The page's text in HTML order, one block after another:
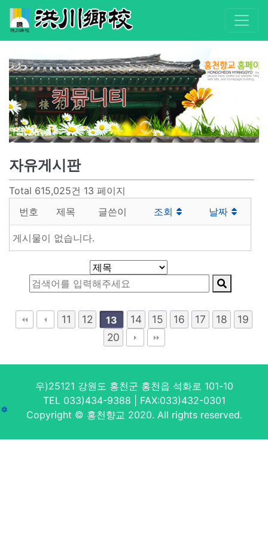
커뮤니티
자유게시판
Total 615,025건 13 페이지
번호
제목 글쓴이 조회 날짜
게시물이 없습니다.
11 12 13 14 15 16 17 18
19
20
우)25121 강원도 홍천군 홍천읍 석화로 101-10
TEL 033)434-9388 | FAX:033)432-0301
Copyright © 홍천향교 2020. All rights reserved.